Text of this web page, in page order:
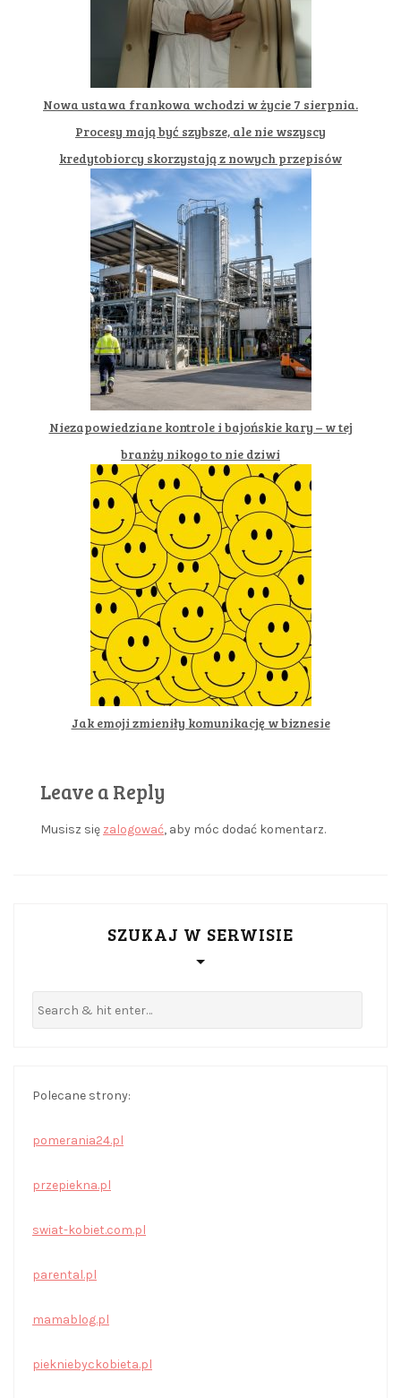
Nowa ustawa frankowa wchodzi w życie 7 sierpnia.
Procesy mają być szybsze, ale nie wszyscy
kredytobiorcy skorzystają z nowych przepisów
Niezapowiedziane kontrole i bajońskie kary – w tej
branży nikogo to nie dziwi
Jak emoji zmieniły komunikację w biznesie
Leave a Reply
Musisz się zalogować, aby móc dodać komentarz.
SZUKAJ W SERWISIE
Polecane strony:
pomerania24.pl
przepiekna.pl
swiat-kobiet.com.pl
parental.pl
mamablog.pl
piekniebyckobieta.pl